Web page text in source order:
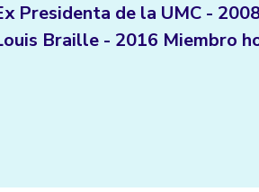
Presidenta de la UMC -
Braille - 2016 Miembro